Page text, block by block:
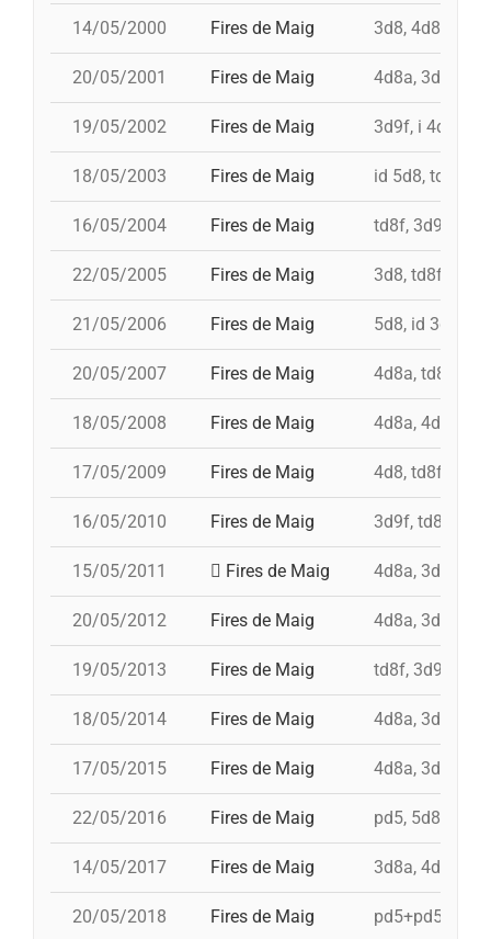
14/05/2000 Fires de Maig 3d8, 4d8a,
20/05/2001 Fires de Maig 4d8a, 3d9f,
19/05/2002 Fires de Maig 3d9f, i 4d9f,
18/05/2003 Fires de Maig id 5d8, td8f,
16/05/2004 Fires de Maig td8f, 3d9f,
22/05/2005 Fires de Maig 3d8, td8f,
21/05/2006 Fires de Maig 5d8, id 3d9f,
20/05/2007 Fires de Maig 4d8a, td8f,
18/05/2008 Fires de Maig 4d8a, 4d9fc,
17/05/2009 Fires de Maig 4d8, td8f, 3d8,
16/05/2010 Fires de Maig 3d9f, td8f,
15/05/2011 Fires de Maig 4d8a, 3d9f,
20/05/2012 Fires de Maig 4d8a, 3d9f,
19/05/2013 Fires de Maig td8f, 3d9f,
18/05/2014 Fires de Maig 4d8a, 3d9f,
17/05/2015 Fires de Maig 4d8a, 3d9f,
22/05/2016 Fires de Maig pd5, 5d8,
14/05/2017 Fires de Maig 3d8a, 4d9f,
20/05/2018 Fires de Maig pd5+pd5c,